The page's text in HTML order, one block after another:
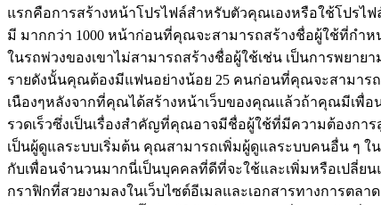
แรกคือการสร้างหน้าโปรไฟล์สำหรับตัวคุณเองหรือใช้โปรไ
มี มากกว่า 1000 หน้าก่อนที่คุณจะสามารถสร้างชื่อผู้ใช้ที่กำ
ในรถพ่วงของเขาไม่สามารถสร้างชื่อผู้ใช้เช่น เป็นการพยา
รายดังนั้นคุณต้องมีแฟนอย่างน้อย 25 คนก่อนที่คุณจะสามาร
เนืองๆหลังจากที่คุณได้สร้างหน้าเว็บของคุณแล้วถ้าคุณมีเพื่
รวดเร็วซึ่งเป็นเรื่องสำคัญที่คุณอาจมีชื่อผู้ใช้ที่มีความต้องกา
เป็นผู้ดูแลระบบเริ่มต้น คุณสามารถเพิ่มผู้ดูแลระบบคนอื่น ๆ
กับเพื่อนจำนวนมากนี่เป็นบุคคลที่ดีที่จะใช้และเพิ่มหรือเปลี่ย
กราฟิกที่สวยงามลงในเว็บไซต์อีเมลและเอกสารทางการต